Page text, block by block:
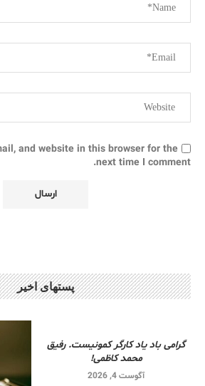
and website in this browser for the
next time I comment.
پستهای اخیر
گرامی باد یاد کارگر کمونیست. رفیق
محمد کاظمی!
آگوست 4, 2026